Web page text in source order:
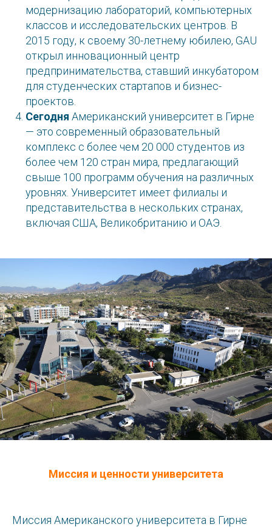
модернизацию лабораторий, компьютерных
классов и исследовательских центров. В
2015 году, к своему 30-летнему юбилею, GAU
открыл инновационный центр
предпринимательства, ставший инкубатором
для студенческих стартапов и бизнес-
проектов.
Сегодня Американский университет в Гирне
— это современный образовательный
комплекс с более чем 20 000 студентов из
более чем 120 стран мира, предлагающий
свыше 100 программ обучения на различных
уровнях. Университет имеет филиалы и
представительства в нескольких странах,
включая США, Великобританию и ОАЭ.
Миссия и ценности университета
Миссия Американского университета в Гирне